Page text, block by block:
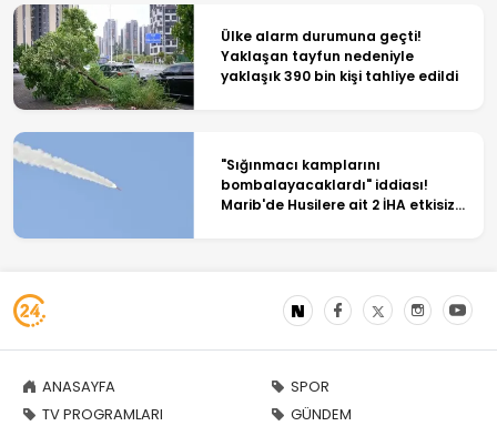
Ülke alarm durumuna geçti!
Yaklaşan tayfun nedeniyle
yaklaşık 390 bin kişi tahliye edildi
"Sığınmacı kamplarını
bombalayacaklardı" iddiası!
Marib'de Husilere ait 2 İHA etkisiz
ANASAYFA
TV PROGRAMLARI
SPOR
GÜNDEM